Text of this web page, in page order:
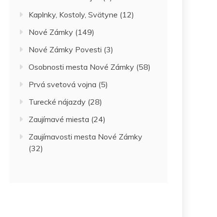
Kaplnky, Kostoly, Svätyne (12)
Nové Zámky (149)
Nové Zámky Povesti (3)
Osobnosti mesta Nové Zámky (58)
Prvá svetová vojna (5)
Turecké nájazdy (28)
Zaujímavé miesta (24)
Zaujímavosti mesta Nové Zámky
(32)